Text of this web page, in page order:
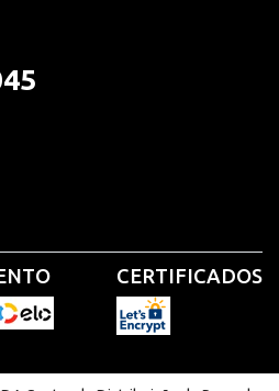
CERTIFICADOS